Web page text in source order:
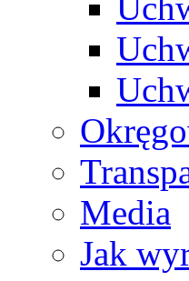
Media
Jak